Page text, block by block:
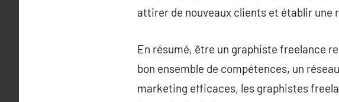
attirer de nouveaux clients et établir une
En résumé, être un graphiste freelance
bon ensemble de compétences, un
marketing efficaces, les graphistes